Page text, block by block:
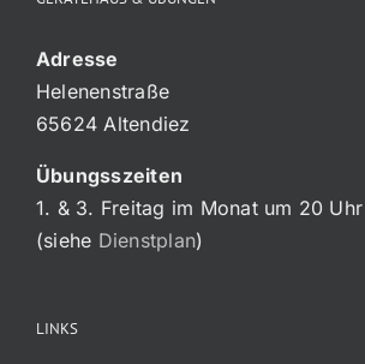
Adresse
Helenenstraße
65624 Altendiez
Übungsszeiten
1. & 3. Freitag im Monat um 20 Uhr
(siehe Dienstplan)
LINKS